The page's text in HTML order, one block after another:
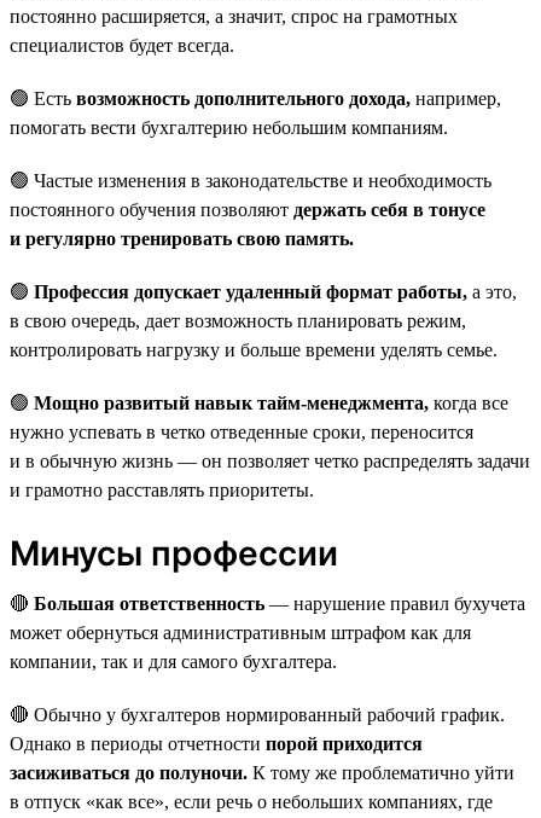
постоянно расширяется, а значит, спрос на грамотных
специалистов будет всегда.
🟢 Есть возможность дополнительного дохода, например,
помогать вести бухгалтерию небольшим компаниям.
🟢 Частые изменения в законодательстве и необходимость
постоянного обучения позволяют держать себя в тонусе
и регулярно тренировать свою память.
🟢 Профессия допускает удаленный формат работы, а это,
в свою очередь, дает возможность планировать режим,
контролировать нагрузку и больше времени уделять семье.
🟢 Мощно развитый навык тайм-менеджмента, когда все
нужно успевать в четко отведенные сроки, переносится
и в обычную жизнь — он позволяет четко распределять задачи
и грамотно расставлять приоритеты.
Минусы профессии
🔴 Большая ответственность — нарушение правил бухучета
может обернуться административным штрафом как для
компании, так и для самого бухгалтера.
🔴 Обычно у бухгалтеров нормированный рабочий график.
Однако в периоды отчетности порой приходится
засиживаться до полуночи. К тому же проблематично уйти
в отпуск «как все», если речь о небольших компаниях, где